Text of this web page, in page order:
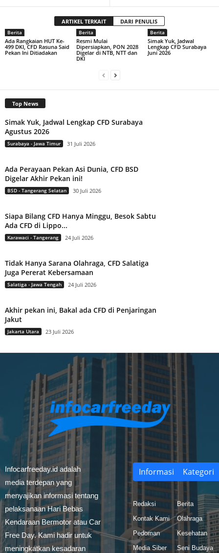
ARTIKEL TERKAIT DARI PENULIS
Berita
Ada Rangkaian HUT Ke-
499 DKI, CFD Rasuna Said
Pekan Ini Ditiadakan
Berita
Resmi Mulai
Dipersiapkan, PON 2028
Digelar di NTB, NTT dan
DKI
Berita
Simak Yuk, Jadwal
Lengkap CFD Surabaya
Juni 2026
Top News
Simak Yuk, Jadwal Lengkap CFD Surabaya
Agustus 2026
Surabaya - Jawa Timur 31 Juli 2026
Ada Perayaan Pekan Asi Dunia, CFD BSD
Digelar Akhir Pekan ini!
BSD - Tangerang Selatan 30 Juli 2026
Siapa Bilang CFD Hanya Minggu, Besok Sabtu
Ada CFD di Lippo...
Karawaci - Tangerang 24 Juli 2026
Tidak Hanya Sarana Olahraga, CFD Salatiga
Juga Pererat Kebersamaan
Salatiga - Jawa Tengah 24 Juli 2026
Akhir pekan ini, Bakal ada CFD di Penjaringan
Jakut
Jakarta Utara 23 Juli 2026
Infocarfreeday.id adalah
media terdepan yang
menyajikan informasi tentang
pelaksanaan Hari Bebas
Kendaraan Bermotor atau Car
Free Day. Kami hadir untuk
meningkatkan kesadaran
Informasi
Redaksi
Kontak Kami
Pedoman
Media Siber
Kategori
Berita
Olahraga
Kesehatan
Seni Budaya